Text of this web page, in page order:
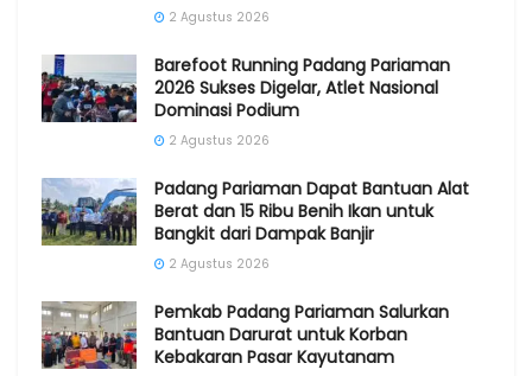
2 Agustus 2026
Barefoot Running Padang Pariaman
2026 Sukses Digelar, Atlet Nasional
Dominasi Podium
2 Agustus 2026
Padang Pariaman Dapat Bantuan Alat
Berat dan 15 Ribu Benih Ikan untuk
Bangkit dari Dampak Banjir
2 Agustus 2026
Pemkab Padang Pariaman Salurkan
Bantuan Darurat untuk Korban
Kebakaran Pasar Kayutanam